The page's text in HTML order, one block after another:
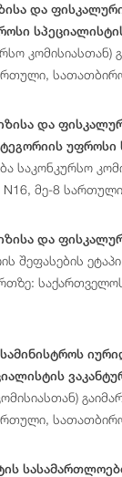
და
კომისიასთან)
და
საკონკურსო
მე-8
და
შეფასების